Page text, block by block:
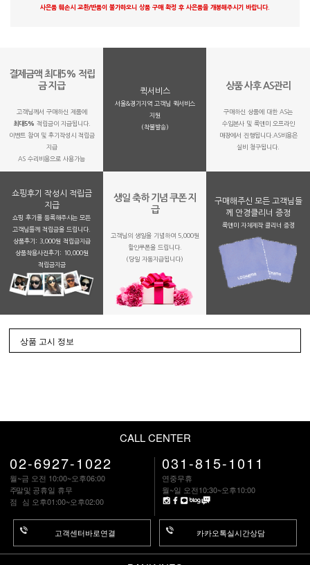
사은품 훼손시 교환/반품이 불가하오니 상품 구매 확정 후 사은품을 개봉해주시기 바랍니다.
결제금액 최대5% 적립
금 지급
고객님께서 구매하신 제품에
최대5% 적립금이 지급됩니다.
이벤트 참여 및 후기작성시 적립금
지급
AS 수리비용으로 사용가능
퀵서비스
서울&경기지역 고객님 퀵서비스
지원
(착불발송)
상품 사후 AS관리
구매하신 상품에 대한 AS는
수입본사 및 룩앤미 오프라인
매장에서 진행됩니다.AS비용은
실비 청구됩니다.
쇼핑후기 작성시 적립금
지급
쇼핑 후기를 등록해주시는 모든
고객님들께 적립금을 드립니다.
상품후기: 3,000원 적립금지급
상품착용사진후기: 10,000원
적립금지금
생일 축하 기념 쿠폰 지
급
고객님의 생일을 기념하여 5,000원
할인쿠폰을 드립니다.
(당일 자동지급됩니다)
구매해주신 모든 고객님들
께 안경클리너 증정
룩앤미 자체제작 클리너 증정
상품 고시 정보
CALL CENTER
02-6927-1022
월~금 오전 10:00~오후06:00
주말및 공휴일 휴무
점 심 오후01:00~오후02:00
고객센터바로연결
031-815-1011
연중무휴
월~일 오전10:30~오후10:00
카카오톡실시간상담